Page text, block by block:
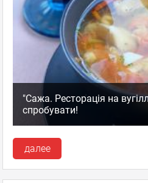
facebook twitter
Aлина
03.02.2011 13:41
Сегодня заказывали на работу:
почему-то сладкий; васаби-
"Сажа. Ресторація на
спробувати!
далее